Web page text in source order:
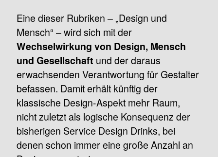
Eine dieser Rubriken – „Design und
Mensch“ – wird sich mit der
Wechselwirkung von Design, Mensch
und Gesellschaft und der daraus
erwachsenden Verantwortung für Gestalter
befassen. Damit erhält künftig der
klassische Design-Aspekt mehr Raum,
nicht zuletzt als logische Konsequenz der
bisherigen Service Design Drinks, bei
denen schon immer eine große Anzahl an